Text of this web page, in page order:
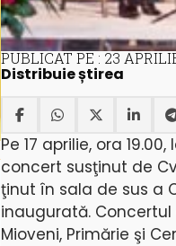
PUBLICAT PE : 23
Distribuie știrea
Pe 17 aprilie, ora
concert susţinut de
ţinut în sala de sus a
inaugurată.
Mioveni, Primărie şi